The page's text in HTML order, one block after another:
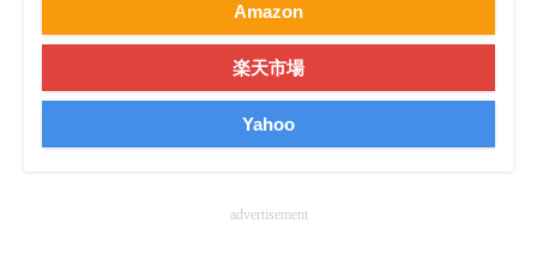
エネルギーの専門メディア
Amazon
楽天市場
Yahoo
advertisement